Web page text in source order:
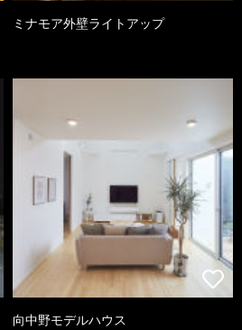
ミナモア外壁ライトアップ
向中野モデルハウス